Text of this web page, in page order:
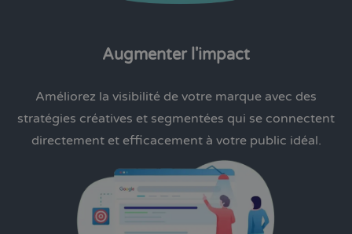
Augmenter l'impact
Améliorez la visibilité de votre marque avec des
stratégies créatives et segmentées qui se connectent
directement et efficacement à votre public idéal.